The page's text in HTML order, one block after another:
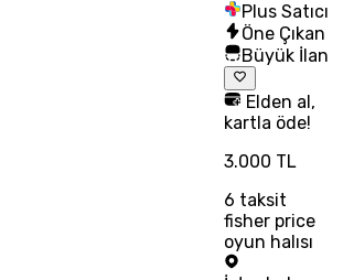
Plus Satıcı
Öne Çıkan
Büyük İlan
Elden al,
kartla öde!
3.000 TL
6 taksit
fisher price
oyun halısı